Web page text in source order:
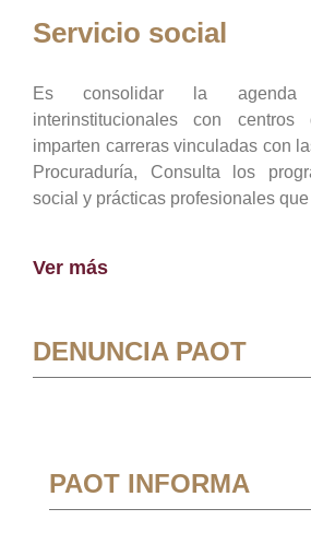
Servicio social
Es consolidar la agenda
interinstitucionales con
imparten carreras vinculadas con
Procuraduría, Consulta los
social y prácticas profesionales
Ver más
DENUNCIA PAOT
PAOT INFORMA